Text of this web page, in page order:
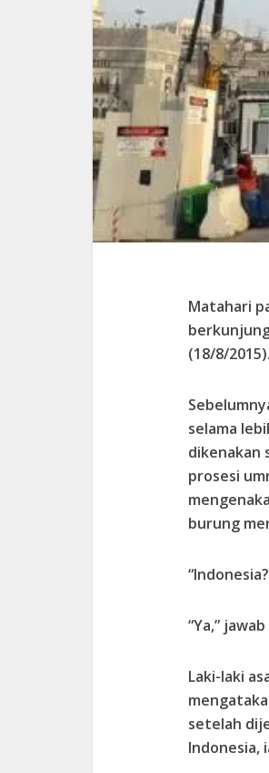
Matahari
(18/8/2015).
selama
dikenakan
prosesi
burung
“Ya,”
Laki-laki
setelah
Indonesia,